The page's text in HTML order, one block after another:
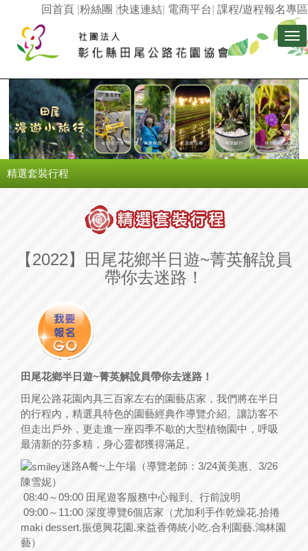
課程/遊程報名專區
電商平台
快速連結
粉絲團 |
回首頁
精選套裝行程
【2022】田尾花鄉半日遊~菁英解說員
帶你去迷路！
田尾花鄉半日遊~菁英解說員帶你去迷路！
田尾公路花園內具三百家左右的園藝店家，我們將在半日
的行程內，精選具特色的園藝經典作導覽介紹。讓訪客不
但走出戶外，更走進一座四季不歇的大型植物園中，呼吸
最清新的芬多精，身心靈都獲得滿足。
迷路A餐~上午場（導覽老師：3/24黃美惠、3/26
陳雪妮）
08:40～09:00 田尾遊客服務中心報到、行前說明
09:00～11:00 深度導覽6個店家（尤加利手作乾燥花.拾捲
maki dessert.振億興花園.來益香傳統小吃.合利園藝.鴻林園
藝）